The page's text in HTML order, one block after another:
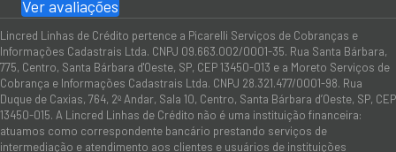
Ver avaliações
Lincred Linhas de Crédito pertence a Picarelli Serviços de Cobranças e
Informações Cadastrais Ltda. CNPJ 09.663.002/0001-35. Rua Santa Bárbara,
775, Centro, Santa Bárbara d'Oeste, SP, CEP 13450-013 e a Moreto Serviços de
Cobrança e Informações Cadastrais Ltda. CNPJ 28.321.477/0001-98. Rua
Duque de Caxias, 764, 2º Andar, Sala 10, Centro, Santa Bárbara d’Oeste, SP, CEP
13450-015. A Lincred Linhas de Crédito não é uma instituição financeira:
atuamos como correspondente bancário prestando serviços de
intermediação e atendimento aos clientes e usuários de instituições